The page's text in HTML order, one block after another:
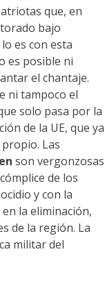
que, en
bajo
es con esta
es posible ni
el chantaje.
ni tampoco el
solo pasa por la
de la UE, que ya
Las
son vergonzosas
de los
y con la
la eliminación,
de la región. La
militar del